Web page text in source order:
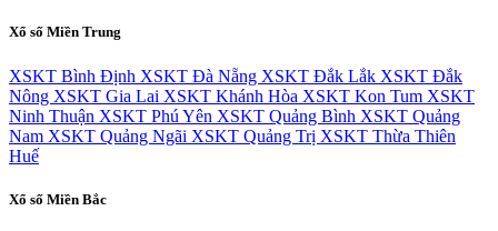
Xổ số Miền Trung
XSKT Bình Định XSKT Đà Nẵng XSKT Đắk Lắk XSKT Đắk
Nông XSKT Gia Lai XSKT Khánh Hòa XSKT Kon Tum XSKT
Ninh Thuận XSKT Phú Yên XSKT Quảng Bình XSKT Quảng
Nam XSKT Quảng Ngãi XSKT Quảng Trị XSKT Thừa Thiên
Huế
Xổ số Miền Bắc